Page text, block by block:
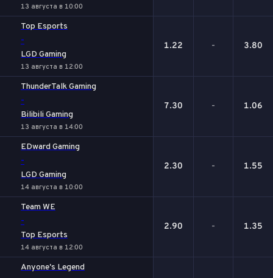
13 августа в 10:00
Top Esports
-
LGD Gaming
13 августа в 12:00
1.22 - 3.80
ThunderTalk Gaming
-
Bilibili Gaming
13 августа в 14:00
7.30 - 1.06
EDward Gaming
-
LGD Gaming
14 августа в 10:00
2.30 - 1.55
Team WE
-
Top Esports
14 августа в 12:00
2.90 - 1.35
Anyone's Legend